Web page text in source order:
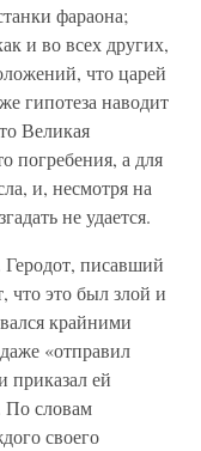
фараона;
и во всех других,
что царей
гипотеза наводит
Великая
погребения, а для
и, несмотря на
не удается.
писавший
что это был злой и
крайними
«отправил
приказал ей
По словам
своего